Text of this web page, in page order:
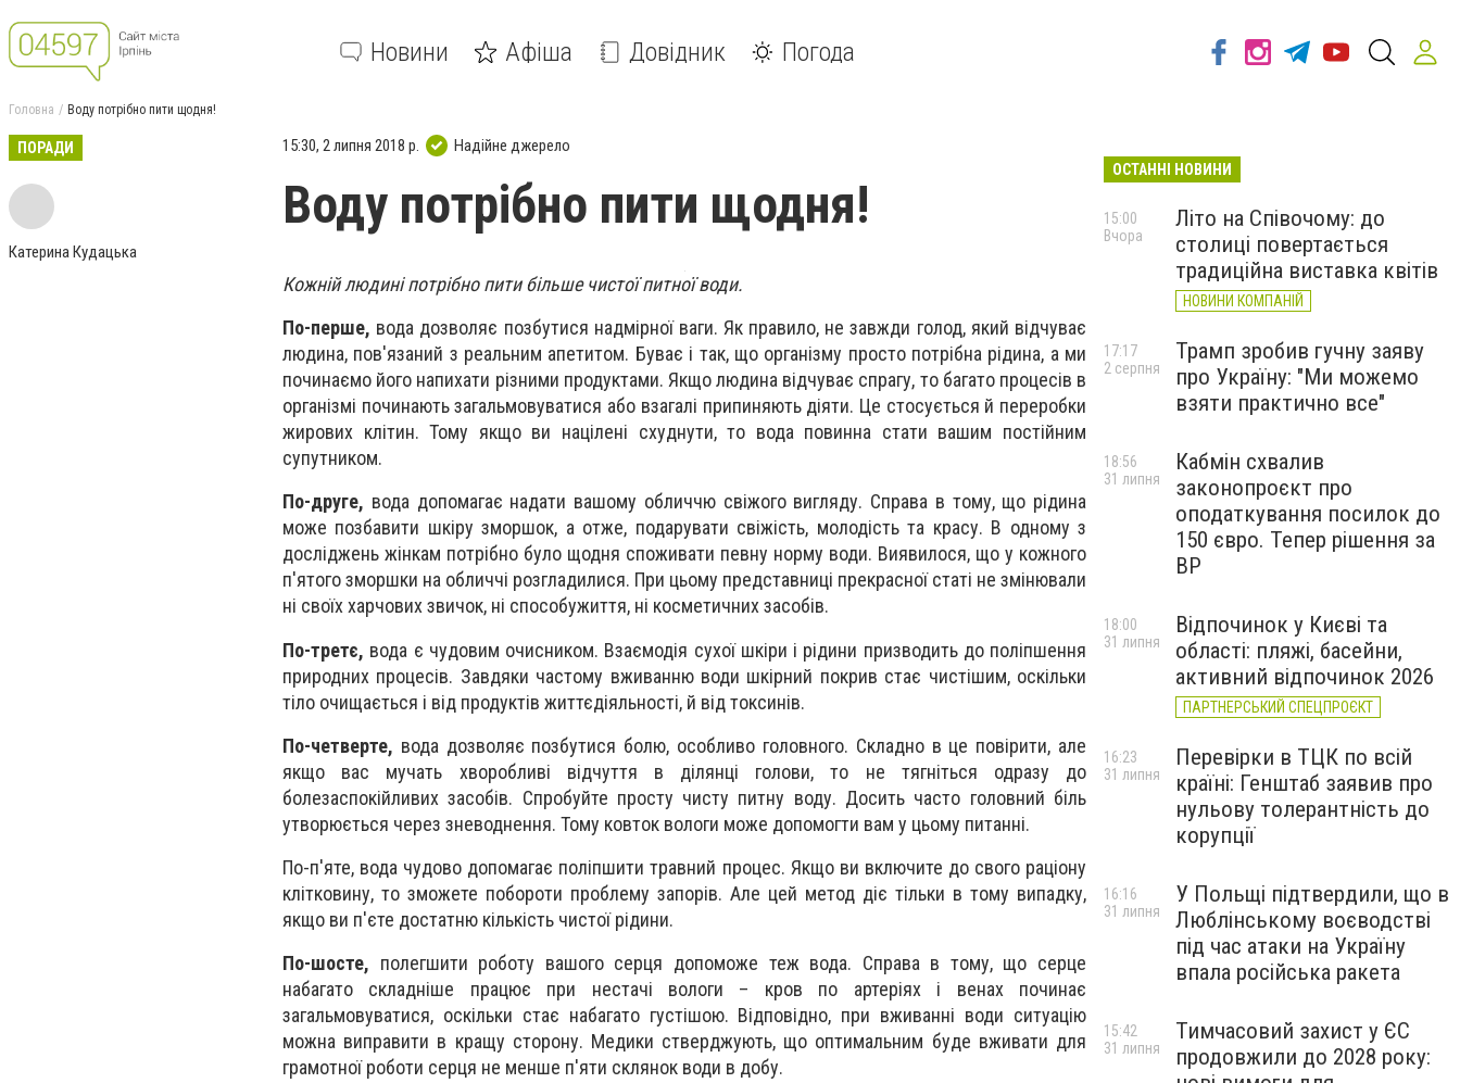
Новини Афіша Довідник Погода
Головна Воду потрібно пити щодня!
ПОРАДИ
Катерина Кудацька
15:30, 2 липня 2018 р. Надійне джерело
Воду потрібно пити щодня!
Кожній людині потрібно пити більше чистої питної води.
По-перше, вода дозволяє позбутися надмірної ваги. Як правило, не завжди голод, який відчуває
людина, пов'язаний з реальним апетитом. Буває і так, що організму просто потрібна рідина, а ми
починаємо його напихати різними продуктами. Якщо людина відчуває спрагу, то багато процесів в
організмі починають загальмовуватися або взагалі припиняють діяти. Це стосується й переробки
жирових клітин. Тому якщо ви націлені схуднути, то вода повинна стати вашим постійним
супутником.
По-друге, вода допомагає надати вашому обличчю свіжого вигляду. Справа в тому, що рідина
може позбавити шкіру зморшок, а отже, подарувати свіжість, молодість та красу. В одному з
досліджень жінкам потрібно було щодня споживати певну норму води. Виявилося, що у кожного
п'ятого зморшки на обличчі розгладилися. При цьому представниці прекрасної статі не змінювали
ні своїх харчових звичок, ні способужиття, ні косметичних засобів.
По-третє, вода є чудовим очисником. Взаємодія сухої шкіри і рідини призводить до поліпшення
природних процесів. Завдяки частому вживанню води шкірний покрив стає чистішим, оскільки
тіло очищається і від продуктів життєдіяльності, й від токсинів.
По-четверте, вода дозволяє позбутися болю, особливо головного. Складно в це повірити, але
якщо вас мучать хворобливі відчуття в ділянці голови, то не тягніться одразу до
болезаспокійливих засобів. Спробуйте просту чисту питну воду. Досить часто головний біль
утворюється через зневоднення. Тому ковток вологи може допомогти вам у цьому питанні.
По-п'яте, вода чудово допомагає поліпшити травний процес. Якщо ви включите до свого раціону
клітковину, то зможете побороти проблему запорів. Але цей метод діє тільки в тому випадку,
якщо ви п'єте достатню кількість чистої рідини.
По-шосте, полегшити роботу вашого серця допоможе теж вода. Справа в тому, що серце
набагато складніше працює при нестачі вологи – кров по артеріях і венах починає
загальмовуватися, оскільки стає набагато густішою. Відповідно, при вживанні води ситуацію
можна виправити в кращу сторону. Медики стверджують, що оптимальним буде вживати для
грамотної роботи серця не менше п'яти склянок води в добу.
ОСТАННІ НОВИНИ
Літо на Співочому: до
столиці повертається
традиційна виставка квітів
НОВИНИ КОМПАНІЙ
15:00
Вчора
Трамп зробив гучну заяву
про Україну: "Ми можемо
взяти практично все"
17:17
2 серпня
Кабмін схвалив
законопроєкт про
оподаткування посилок до
150 євро. Тепер рішення за
ВР
18:56
31 липня
Відпочинок у Києві та
області: пляжі, басейни,
активний відпочинок 2026
ПАРТНЕРСЬКИЙ СПЕЦПРОЄКТ
18:00
31 липня
Перевірки в ТЦК по всій
країні: Генштаб заявив про
нульову толерантність до
корупції
16:23
31 липня
У Польщі підтвердили, що в
Люблінському воєводстві
під час атаки на Україну
впала російська ракета
16:16
31 липня
Тимчасовий захист у ЄС
продовжили до 2028 року:
15:42
31 липня